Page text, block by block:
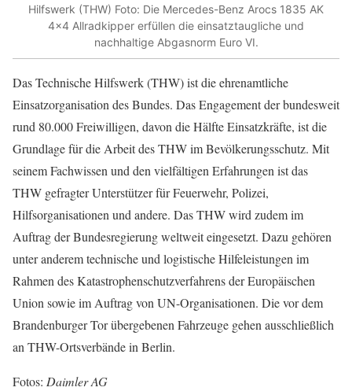
Hilfswerk (THW) Foto: Die Mercedes-Benz Arocs 1835 AK
4×4 Allradkipper erfüllen die einsatztaugliche und
nachhaltige Abgasnorm Euro VI.
Das Technische Hilfswerk (THW) ist die ehrenamtliche
Einsatzorganisation des Bundes. Das Engagement der bundesweit
rund 80.000 Freiwilligen, davon die Hälfte Einsatzkräfte, ist die
Grundlage für die Arbeit des THW im Bevölkerungsschutz. Mit
seinem Fachwissen und den vielfältigen Erfahrungen ist das
THW gefragter Unterstützer für Feuerwehr, Polizei,
Hilfsorganisationen und andere. Das THW wird zudem im
Auftrag der Bundesregierung weltweit eingesetzt. Dazu gehören
unter anderem technische und logistische Hilfeleistungen im
Rahmen des Katastrophenschutzverfahrens der Europäischen
Union sowie im Auftrag von UN-Organisationen. Die vor dem
Brandenburger Tor übergebenen Fahrzeuge gehen ausschließlich
an THW-Ortsverbände in Berlin.
Fotos: Daimler AG